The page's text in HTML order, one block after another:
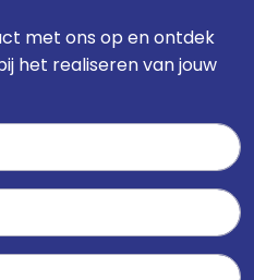
met ons op en ontdek
het realiseren van jouw